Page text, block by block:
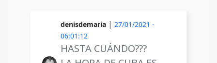
denisdemaria | 27/01/2021 -
06:01:12
HASTA CUÁNDO???